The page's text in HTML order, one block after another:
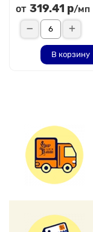
от 319.41 р/мп
В корзину